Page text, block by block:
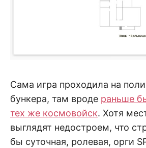
Сама игра проходила на
бункера, там вроде раньше
тех же космовойск. Хотя
выглядят недостроем, что
бы суточная, ролевая, орги